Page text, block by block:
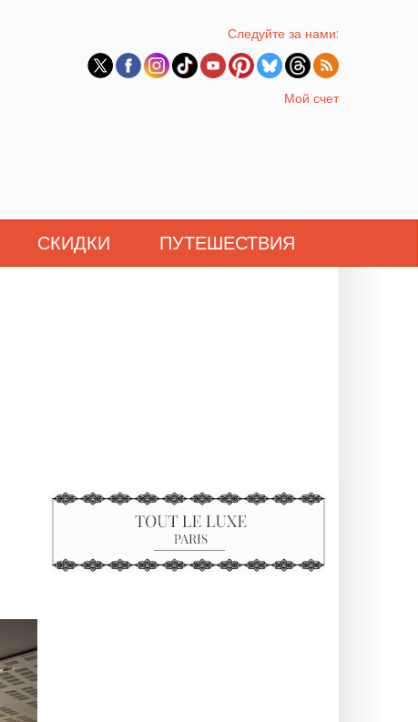
Следуйте за нами:
Мой счет
СКИДКИ ПУТЕШЕСТВИЯ